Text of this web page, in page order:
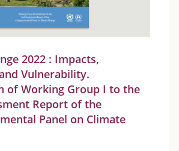
2022 : Impacts,
Vulnerability.
of Working Group I to the
Report of the
Panel on Climate